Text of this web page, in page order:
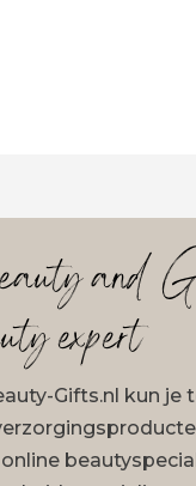
and
expert
Gifts.nl kun je